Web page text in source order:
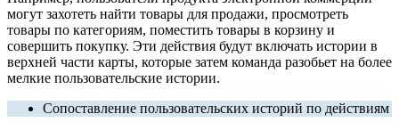
могут захотеть найти товары для продажи, просмотреть
товары по категориям, поместить товары в корзину и
совершить покупку. Эти действия будут включать истории в
верхней части карты, которые затем команда разобьет на более
мелкие пользовательские истории.
Сопоставление пользовательских историй по действиям